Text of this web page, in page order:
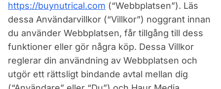
https://buynutrical.com (“Webbplatsen”). Läs
dessa Användarvillkor (“Villkor”) noggrant innan
du använder Webbplatsen, får tillgång till dess
funktioner eller gör några köp. Dessa Villkor
reglerar din användning av Webbplatsen och
utgör ett rättsligt bindande avtal mellan dig